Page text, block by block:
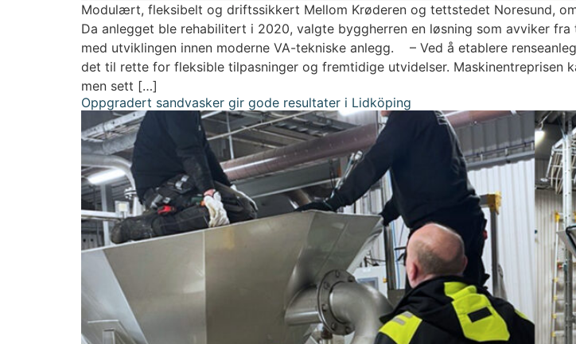
Modulært, fleksibelt og driftssikkert Mellom Krøderen og tettstedet Noresund,
Da anlegget ble rehabilitert i 2020, valgte byggherren en løsning som avviker
med utviklingen innen moderne VA-tekniske anlegg. – Ved å etablere
det til rette for fleksible tilpasninger og fremtidige utvidelser. Maskinentreprisen
men sett […]
Oppgradert sandvasker gir gode resultater i Lidköping